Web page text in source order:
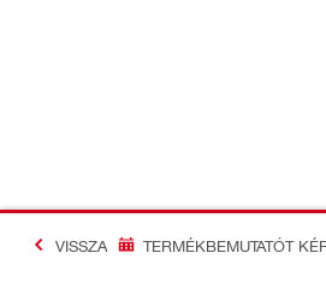
VISSZA TERMÉKBEMUTATÓT